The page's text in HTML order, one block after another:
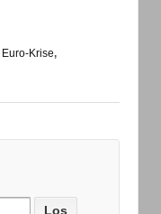
Euro-Krise,